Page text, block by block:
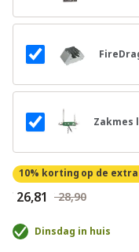
Zakmes
10% korting op de
€ 26,81 € 28,90
Dinsdag in huis